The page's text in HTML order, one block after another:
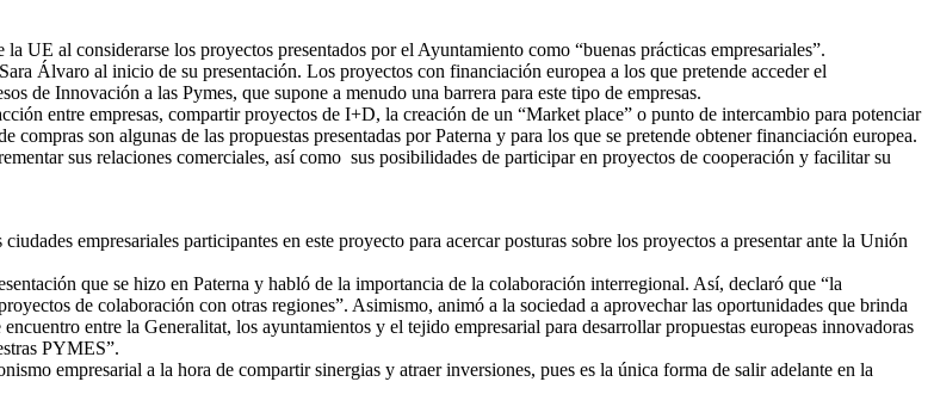
UE al considerarse los proyectos presentados por el Ayuntamiento como “buenas prácticas empresariales”.
Álvaro al inicio de su presentación. Los proyectos con financiación europea a los que pretende acceder el
de Innovación a las Pymes, que supone a menudo una barrera para este tipo de empresas.
entre empresas, compartir proyectos de I+D, la creación de un “Market place” o punto de intercambio para potenciar
son algunas de las propuestas presentadas por Paterna y para los que se pretende obtener financiación europea.
sus relaciones comerciales, así como sus posibilidades de participar en proyectos de cooperación y facilitar su
empresariales participantes en este proyecto para acercar posturas sobre los proyectos a presentar ante la Unión
que se hizo en Paterna y habló de la importancia de la colaboración interregional. Así, declaró que “la
de colaboración con otras regiones”. Asimismo, animó a la sociedad a aprovechar las oportunidades que brinda
entre la Generalitat, los ayuntamientos y el tejido empresarial para desarrollar propuestas europeas innovadoras
PYMES”.
empresarial a la hora de compartir sinergias y atraer inversiones, pues es la única forma de salir adelante en la